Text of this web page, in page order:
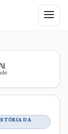
Abrir
DA